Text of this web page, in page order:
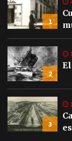
1
2
3